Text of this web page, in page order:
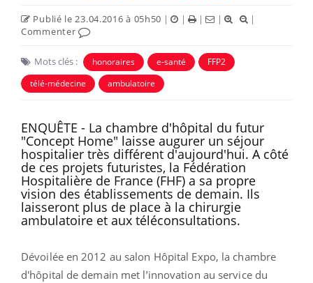
Publié le 23.04.2016 à 05h50 | | | |
|
Commenter
Mots clés : honoraires e-santé
FFP2
télé-médecine
ambulatoire
ENQUÊTE - La chambre d'hôpital du futur
"Concept Home" laisse augurer un séjour
hospitalier très différent d'aujourd'hui. A côté
de ces projets futuristes, la Fédération
Hospitalière de France (FHF) a sa propre
vision des établissements de demain. Ils
laisseront plus de place à la chirurgie
ambulatoire et aux téléconsultations.
Dévoilée en 2012 au salon Hôpital Expo, la chambre
d'hôpital de demain met l’innovation au service du